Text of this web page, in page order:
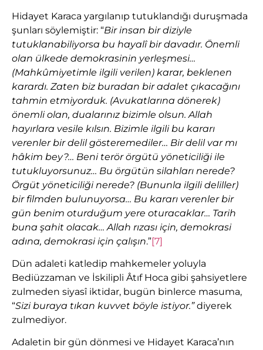
Hidayet Karaca yargılanıp tutuklandığı duruşmada
şunları söylemiştir: “Bir insan bir diziyle
tutuklanabiliyorsa bu hayalî bir davadır. Önemli
olan ülkede demokrasinin yerleşmesi…
(Mahkûmiyetimle ilgili verilen) karar, beklenen
karardı. Zaten biz buradan bir adalet çıkacağını
tahmin etmiyorduk. (Avukatlarına dönerek)
önemli olan, dualarınız bizimle olsun. Allah
hayırlara vesile kılsın. Bizimle ilgili bu kararı
verenler bir delil gösteremediler… Bir delil var mı
hâkim bey?… Beni terör örgütü yöneticiliği ile
tutukluyorsunuz… Bu örgütün silahları nerede?
Örgüt yöneticiliği nerede? (Bununla ilgili deliller)
bir filmden bulunuyorsa… Bu kararı verenler bir
gün benim oturduğum yere oturacaklar… Tarih
buna şahit olacak… Allah rızası için, demokrasi
adına, demokrasi için çalışın.”[7]
Dün adaleti katledip mahkemeler yoluyla
Bediüzzaman ve İskilipli Âtıf Hoca gibi şahsiyetlere
zulmeden siyasî iktidar, bugün binlerce masuma,
“Sizi buraya tıkan kuvvet böyle istiyor.”diyerek
zulmediyor.
Adaletin bir gün dönmesi ve Hidayet Karaca’nın